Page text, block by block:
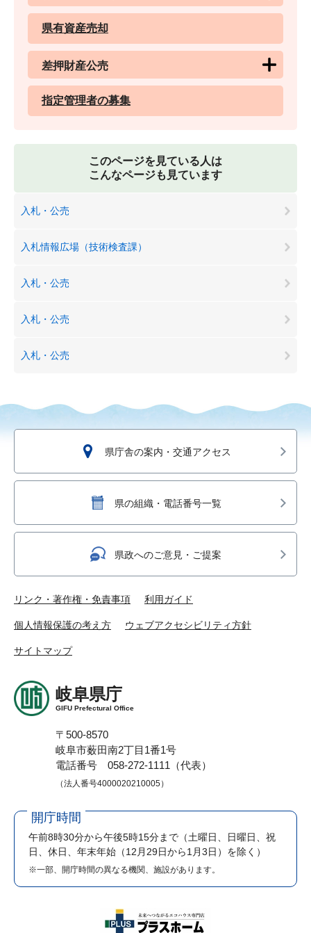
県有資産売却
差押財産公売
指定管理者の募集
このページを見ている人は
こんなページも見ています
入札・公売
入札情報広場（技術検査課）
入札・公売
入札・公売
入札・公売
県庁舎の案内・交通アクセス
県の組織・電話番号一覧
県政へのご意見・ご提案
リンク・著作権・免責事項 利用ガイド
個人情報保護の考え方 ウェブアクセシビリティ方針
サイトマップ
岐阜県庁
GIFU Prefectural Office
〒500-8570
岐阜市薮田南2丁目1番1号
電話番号 058-272-1111（代表）
（法人番号4000020210005）
開庁時間
午前8時30分から午後5時15分まで （土曜日、日曜日、祝
日、休日、年末年始（12月29日から1月3日）を除く）
※一部、開庁時間の異なる機関、施設があります。